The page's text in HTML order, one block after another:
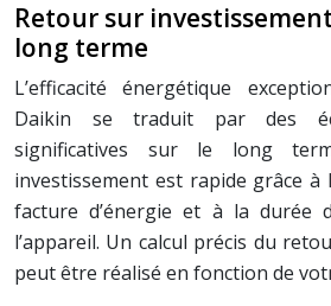
Retour sur
long terme
L’efficacité énergétique
Daikin se traduit par des
significatives sur le long
investissement est rapide grâce
facture d’énergie et à la durée
l’appareil. Un calcul précis du
peut être réalisé en fonction de